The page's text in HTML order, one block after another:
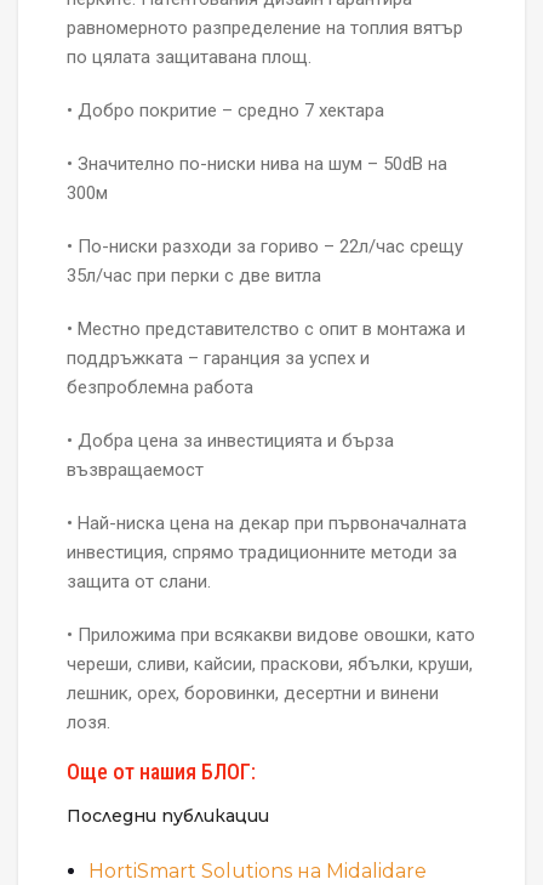
равномерното разпределение на топлия вятър
по цялата защитавана площ.
• Добро покритие – средно 7 хектара
• Значително по-ниски нива на шум – 50dB на
300м
• По-ниски разходи за гориво – 22л/час срещу
35л/час при перки с две витла
• Местно представителство с опит в монтажа и
поддръжката – гаранция за успех и
безпроблемна работа
• Добра цена за инвестицията и бърза
възвращаемост
• Най-ниска цена на декар при първоначалната
инвестиция, спрямо традиционните методи за
защита от слани.
• Приложима при всякакви видове овошки, като
череши, сливи, кайсии, праскови, ябълки, круши,
лешник, орех, боровинки, десертни и винени
лозя.
Още от нашия БЛОГ:
Последни публикации
HortiSmart Solutions на Midalidare